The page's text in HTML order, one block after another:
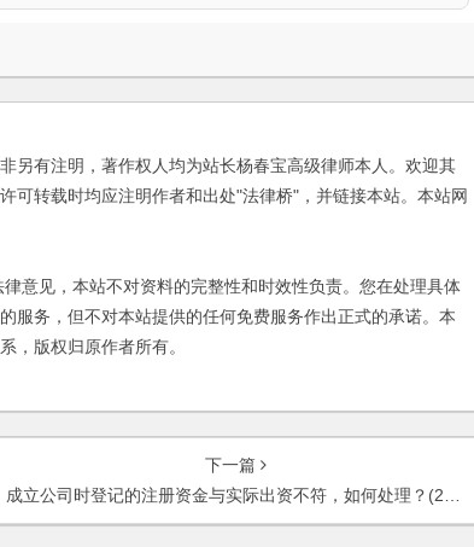
另有注明，著作权人均为站长杨春宝高级律师本人。欢迎其
可转载时均应注明作者和出处"法律桥"，并链接本站。本站网
见，本站不对资料的完整性和时效性负责。您在处理具体
服务，但不对本站提供的任何免费服务作出正式的承诺。本
，版权归原作者所有。
下一篇
成立公司时登记的注册资金与实际出资不符，如何处理？(2006)